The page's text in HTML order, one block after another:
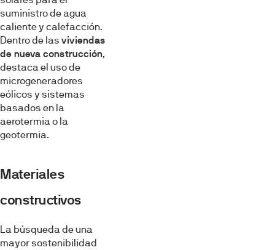
suministro de agua
caliente y calefacción.
Dentro de las viviendas
de nueva construcción,
destaca el uso de
microgeneradores
eólicos y sistemas
basados en la
aerotermia o la
geotermia.
Materiales
constructivos
La búsqueda de una
mayor sostenibilidad